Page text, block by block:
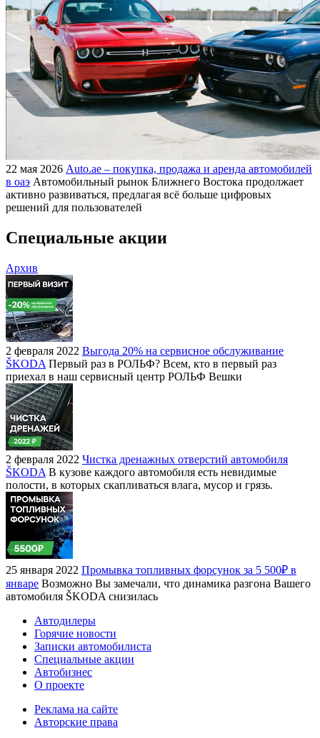
22 мая 2026 Auto.ae – покупка, продажа и аренда автомобилей
в оаэ Автомобильный рынок Ближнего Востока продолжает
активно развиваться, предлагая всё больше цифровых
решений для пользователей
Специальные акции
Архив
2 февраля 2022 Выгода 20% на сервисное обслуживание
ŠKODA Первый раз в РОЛЬФ? Всем, кто в первый раз
приехал в наш сервисный центр РОЛЬФ Вешки
2 февраля 2022 Чистка дренажных отверстий автомобиля
ŠKODA В кузове каждого автомобиля есть невидимые
полости, в которых скапливаться влага, мусор и грязь.
25 января 2022 Промывка топливных форсунок за 5 500₽ в
январе Возможно Вы замечали, что динамика разгона Вашего
автомобиля ŠKODA снизилась
Автодилеры
Горячие новости
Записки автомобилиста
Специальные акции
Автобизнес
О проекте
Реклама на сайте
Авторские права